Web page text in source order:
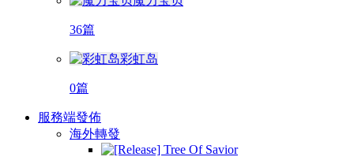
36篇
彩虹岛
0篇
服務端發佈
海外轉發